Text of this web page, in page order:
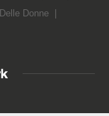
Donne